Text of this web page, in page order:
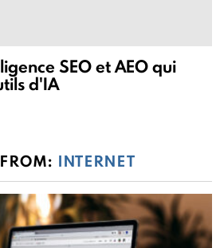
SEO et AEO qui
d'IA
INTERNET